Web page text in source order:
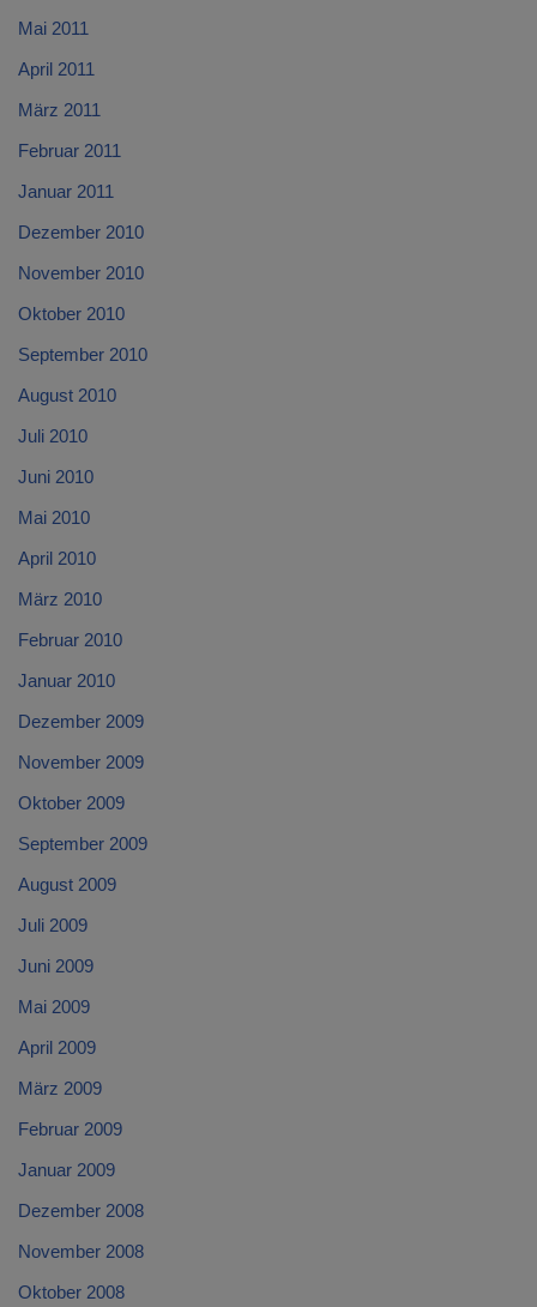
Mai 2011
April 2011
März 2011
Februar 2011
Januar 2011
Dezember 2010
November 2010
Oktober 2010
September 2010
August 2010
Juli 2010
Juni 2010
Mai 2010
April 2010
März 2010
Februar 2010
Januar 2010
Dezember 2009
November 2009
Oktober 2009
September 2009
August 2009
Juli 2009
Juni 2009
Mai 2009
April 2009
März 2009
Februar 2009
Januar 2009
Dezember 2008
November 2008
Oktober 2008